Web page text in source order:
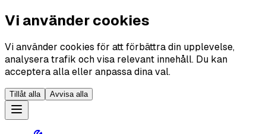
Vi använder cookies
Vi använder cookies för att förbättra din upplevelse,
analysera trafik och visa relevant innehåll. Du kan
acceptera alla eller anpassa dina val.
Tillåt alla Avvisa alla